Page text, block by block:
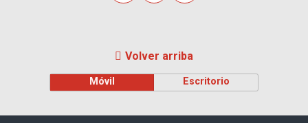
Volver arriba
Móvil Escritorio